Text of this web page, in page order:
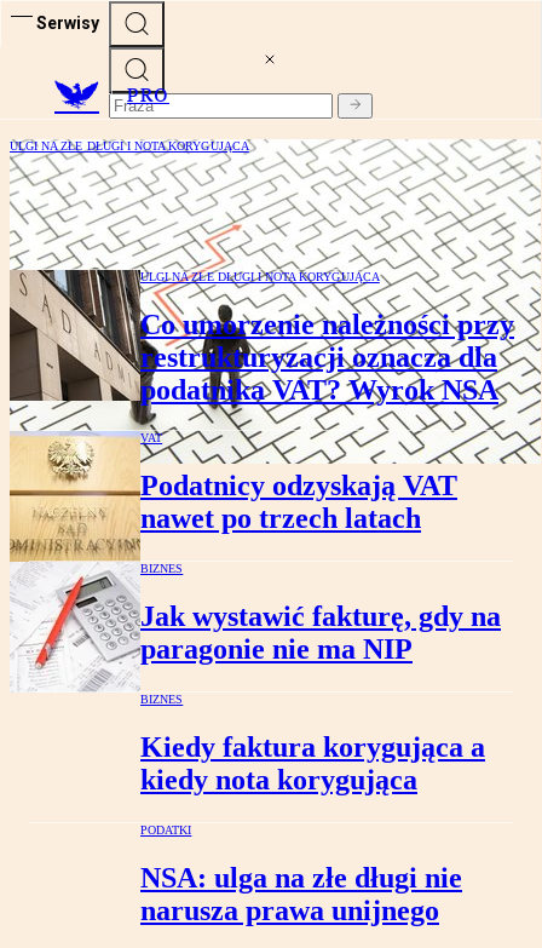
Serwisy
PRO
ULGI NA ZŁE DŁUGI I NOTA KORYGUJĄCA
Ulga na złe długi komplikuje prowadzenie
restrukturyzacji
ULGI NA ZŁE DŁUGI I NOTA KORYGUJĄCA
Co umorzenie należności przy
restrukturyzacji oznacza dla
podatnika VAT? Wyrok NSA
VAT
Podatnicy odzyskają VAT
nawet po trzech latach
BIZNES
Jak wystawić fakturę, gdy na
paragonie nie ma NIP
BIZNES
Kiedy faktura korygująca a
kiedy nota korygująca
PODATKI
NSA: ulga na złe długi nie
narusza prawa unijnego